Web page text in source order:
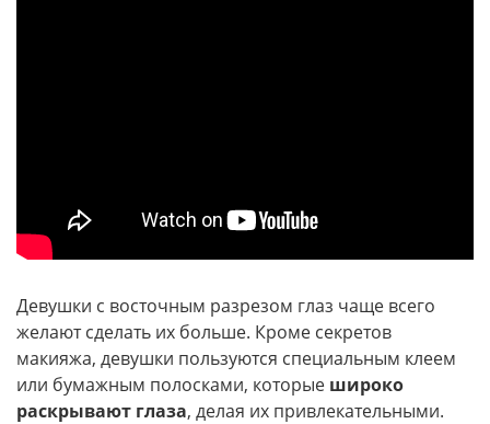
Девушки с восточным разрезом глаз чаще всего
желают сделать их больше. Кроме секретов
макияжа, девушки пользуются специальным клеем
или бумажным полосками, которые широко
раскрывают глаза, делая их привлекательными.